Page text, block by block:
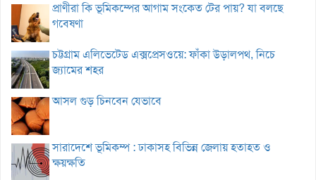
প্রাণীরা কি ভূমিকম্পের আগাম সংকেত টের পায়? যা বলছে
গবেষণা
চট্টগ্রাম এলিভেটেড এক্সপ্রেসওয়ে: ফাঁকা উড়ালপথ, নিচে
জ্যামের শহর
আসল গুড় চিনবেন যেভাবে
সারাদেশে ভূমিকম্প : ঢাকাসহ বিভিন্ন জেলায় হতাহত ও
ক্ষয়ক্ষতি